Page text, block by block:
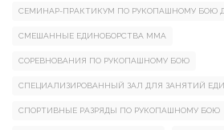
СЕМИНАР-ПРАКТИКУМ ПО РУКОПАШНОМУ БОЮ
СМЕШАННЫЕ ЕДИНОБОРСТВА ММА
СОРЕВНОВАНИЯ ПО РУКОПАШНОМУ БОЮ
СПЕЦИАЛИЗИРОВАННЫЙ ЗАЛ ДЛЯ ЗАНЯТИЙ
СПОРТИВНЫЕ РАЗРЯДЫ ПО РУКОПАШНОМУ БОЮ